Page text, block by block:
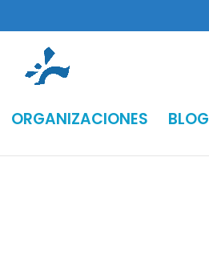
ORGANIZACIONES BLOG